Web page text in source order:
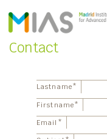
Contact
Lastname*
Firstname*
Email *